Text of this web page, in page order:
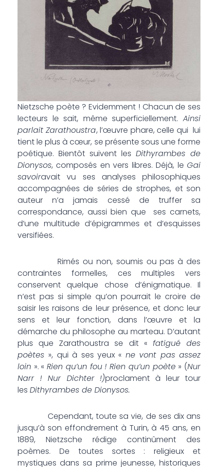
Nietzsche poète ? Evidemment ! Chacun de ses
lecteurs le sait, même superficiellement.Ainsi
parlait Zarathoustra, l’œuvre phare, celle qui lui
tient le plus à cœur, se présente sous une forme
poétique. Bientôt suivent lesDithyrambes de
Dionysos, composés en vers libres. Déjà, leGai
savoiravait vu ses analyses philosophiques
accompagnées de séries de strophes, et son
auteur n’a jamais cessé de truffer sa
correspondance, aussi bien que ses carnets,
d’une multitude d’épigrammes et d’esquisses
versifiées.
Rimés ou non, soumis ou pas à des
contraintes formelles, ces multiples vers
conservent quelque chose d’énigmatique. Il
n’est pas si simple qu’on pourrait le croire de
saisir les raisons de leur présence, et donc leur
sens et leur fonction, dans l’œuvre et la
démarche du philosophe au marteau. D’autant
plus que Zarathoustra se dit « fatigué des
poètes », qui à ses yeux « ne vont pas assez
loin ». «Rien qu’un fou ! Rien qu’un poète » (Nur
Narr ! Nur Dichter !)proclament à leur tour
les Dithyrambes de Dionysos.
Cependant, toute sa vie, de ses dix ans
jusqu’à son effondrement à Turin, à 45 ans, en
1889, Nietzsche rédige continûment des
poèmes. De toutes sortes : religieux et
mystiques dans sa prime jeunesse, historiques